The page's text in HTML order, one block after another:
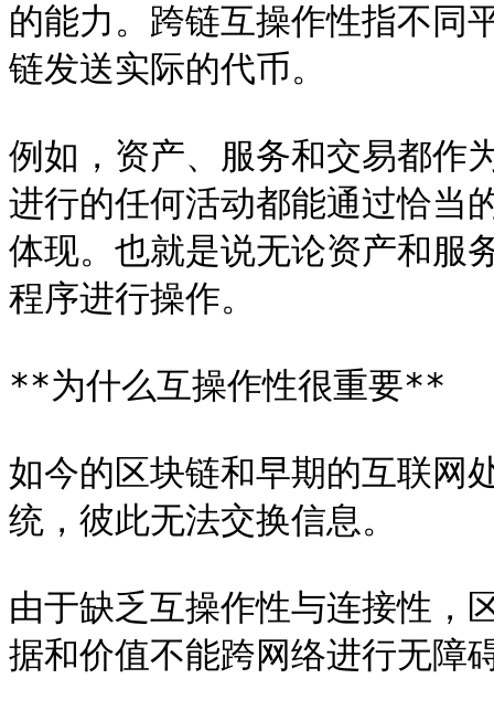
的能力。跨链互操作性指不同
链发送实际的代币。
例如，资产、服务和交易都作
进行的任何活动都能通过恰当
体现。也就是说无论资产和服
程序进行操作。
**为什么互操作性很重要**
如今的区块链和早期的互联网
统，彼此无法交换信息。
由于缺乏互操作性与连接性，
据和价值不能跨网络进行无障